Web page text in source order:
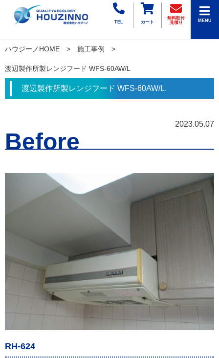
TEL カート
無料取付
見積り
MENU
ハウジーノHOME 施工事例
渡辺製作所製レンジフード WFS-60AW/L
渡辺製作所製レンジフード WFS-60AW/L.
2023.05.07
Before
RH-624